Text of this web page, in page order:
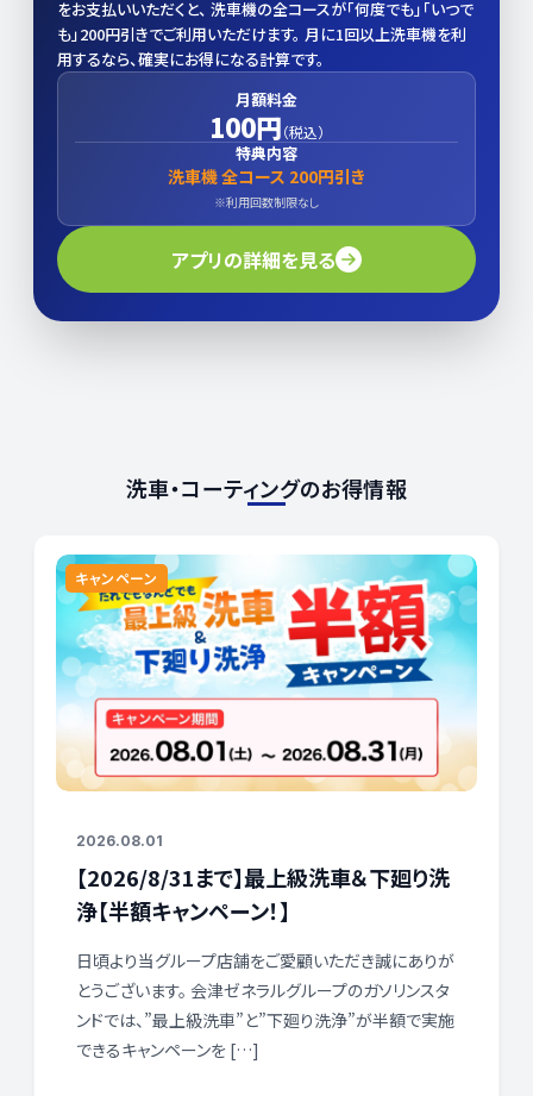
をお支払いいただくと、 洗車機の全コースが「何度でも」「いつで
も」200円引きでご利用いただけます。 月に1回以上洗車機を利
用するなら、確実にお得になる計算です。
月額料金
100円（税込）
特典内容
洗車機 全コース 200円引き
※利用回数制限なし
アプリの詳細を見る
洗車・コーティングのお得情報
キャンペーン
2026.08.01
【2026/8/31まで】最上級洗車＆下廻り洗
浄【半額キャンペーン！】
日頃より当グループ店舗をご愛顧いただき誠にありが
とうございます。 会津ゼネラルグループのガソリンスタ
ンドでは、”最上級洗車”と”下廻り洗浄”が半額で実施
できるキャンペーンを […]